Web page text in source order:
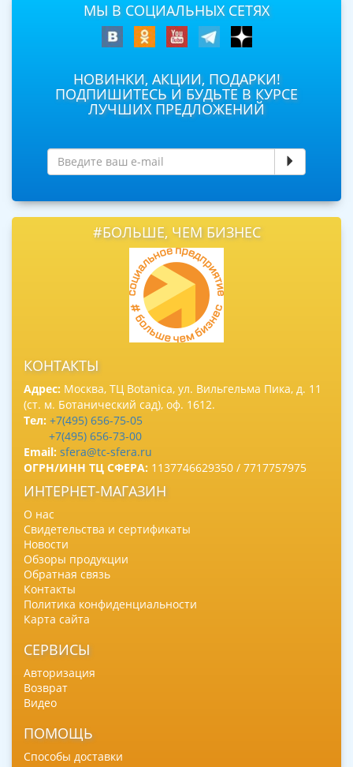
МЫ В СОЦИАЛЬНЫХ СЕТЯХ
НОВИНКИ, АКЦИИ, ПОДАРКИ!
ПОДПИШИТЕСЬ И БУДЬТЕ В КУРСЕ
ЛУЧШИХ ПРЕДЛОЖЕНИЙ
#БОЛЬШЕ, ЧЕМ БИЗНЕС
КОНТАКТЫ
Адрес: Москва, ТЦ Botanica, ул. Вильгельма Пика, д. 11
(ст. м. Ботанический сад), оф. 1612.
Тел: +7(495) 656-75-05
+7(495) 656-73-00
Email: sfera@tc-sfera.ru
ОГРН/ИНН ТЦ СФЕРА: 1137746629350 / 7717757975
ИНТЕРНЕТ-МАГАЗИН
О нас
Свидетельства и сертификаты
Новости
Обзоры продукции
Обратная связь
Контакты
Политика конфиденциальности
Карта сайта
СЕРВИСЫ
Авторизация
Возврат
Видео
ПОМОЩЬ
Способы доставки